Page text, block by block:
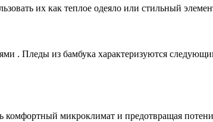
их как теплое одеяло или стильный
. Пледы из бамбука характеризуются
комфортный микроклимат и предотвращая